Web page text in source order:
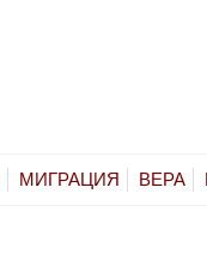
МИГРАЦИЯ ВЕРА